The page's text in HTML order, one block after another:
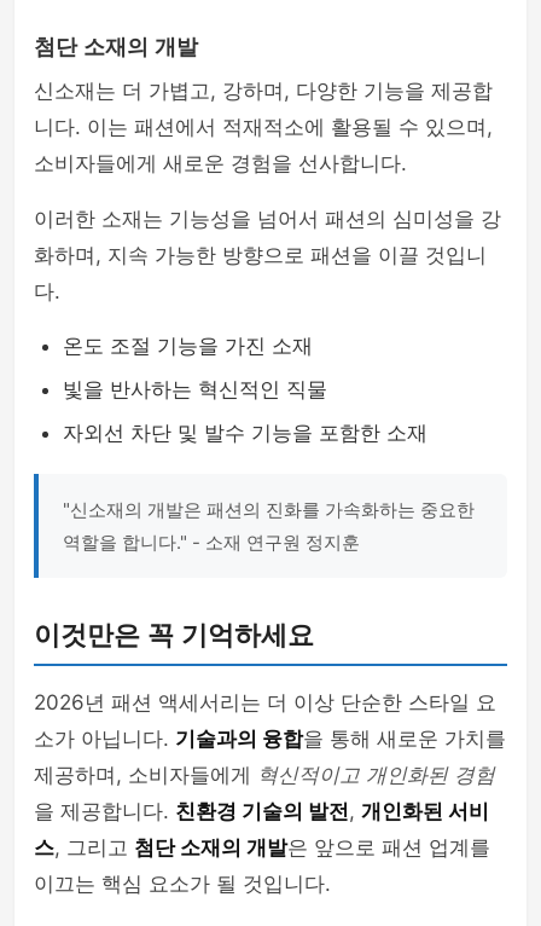
첨단 소재의 개발
신소재는 더 가볍고, 강하며, 다양한 기능을 제공합
니다. 이는 패션에서 적재적소에 활용될 수 있으며,
소비자들에게 새로운 경험을 선사합니다.
이러한 소재는 기능성을 넘어서 패션의 심미성을 강
화하며, 지속 가능한 방향으로 패션을 이끌 것입니
다.
온도 조절 기능을 가진 소재
빛을 반사하는 혁신적인 직물
자외선 차단 및 발수 기능을 포함한 소재
"신소재의 개발은 패션의 진화를 가속화하는 중요한
역할을 합니다." - 소재 연구원 정지훈
이것만은 꼭 기억하세요
2026년 패션 액세서리는 더 이상 단순한 스타일 요
소가 아닙니다. 기술과의 융합을 통해 새로운 가치를
제공하며, 소비자들에게 혁신적이고 개인화된 경험
을 제공합니다. 친환경 기술의 발전, 개인화된 서비
스, 그리고 첨단 소재의 개발은 앞으로 패션 업계를
이끄는 핵심 요소가 될 것입니다.